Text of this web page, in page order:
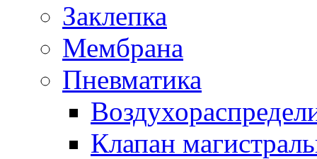
Заклепка
Мембрана
Пневматика
Клапан